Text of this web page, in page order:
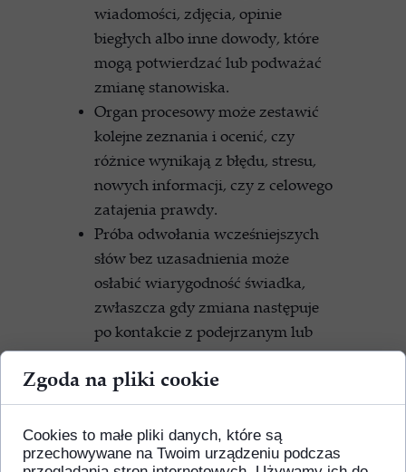
wiadomości, zdjęcia, opinie
biegłych albo inne dowody, które
mogą potwierdzać lub podważać
zmianę stanowiska.
Organ procesowy może zestawić
kolejne zeznania i ocenić, czy
różnice wynikają z błędu, stresu,
nowych informacji, czy z celowego
zatajenia prawdy.
Próba odwołania wcześniejszych
słów bez uzasadnienia może
osłabić wiarygodność świadka,
zwłaszcza gdy zmiana następuje
po kontakcie z podejrzanym lub
oskarżonym.
Składanie nieprawdziwych zeznań
może prowadzić do
odpowiedzialności karnej, dlatego
nie należy modyfikować wersji
Zgoda na pliki cookie
Cookies to małe pliki danych, które są
przechowywane na Twoim urządzeniu podczas